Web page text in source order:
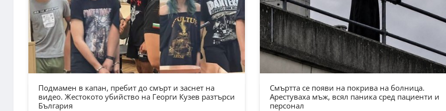
Подмамен в капан, пребит до смърт и заснет на
видео. Жестокото убийство на Георги Кузев разтърси
България
Смъртта се появи на покрива на болница.
Арестуваха мъж, всял паника сред пациенти и
персонал